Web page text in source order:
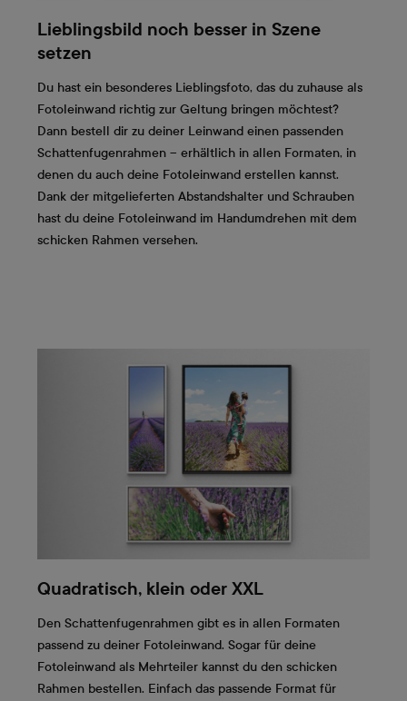
Lieblingsbild noch besser in Szene
setzen
Du hast ein besonderes Lieblingsfoto, das du zuhause als
Fotoleinwand richtig zur Geltung bringen möchtest?
Dann bestell dir zu deiner Leinwand einen passenden
Schattenfugenrahmen – erhältlich in allen Formaten, in
denen du auch deine Fotoleinwand erstellen kannst.
Dank der mitgelieferten Abstandshalter und Schrauben
hast du deine Fotoleinwand im Handumdrehen mit dem
schicken Rahmen versehen.
Quadratisch, klein oder XXL
Den Schattenfugenrahmen gibt es in allen Formaten
passend zu deiner Fotoleinwand. Sogar für deine
Fotoleinwand als Mehrteiler kannst du den schicken
Rahmen bestellen. Einfach das passende Format für